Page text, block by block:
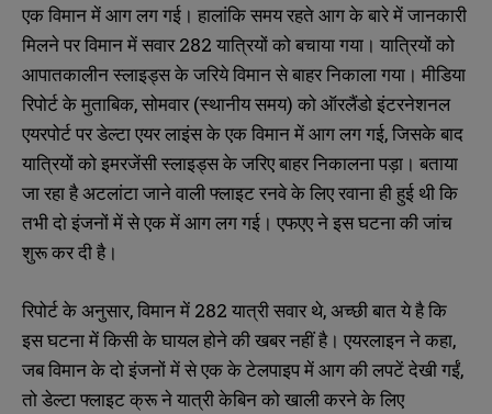
एक विमान में आग लग गई। हालांकि समय रहते आग के बारे में जानकारी
मिलने पर विमान में सवार 282 यात्रियों को बचाया गया। यात्रियों को
आपातकालीन स्लाइड्स के जरिये विमान से बाहर निकाला गया। मीडिया
रिपोर्ट के मुताबिक, सोमवार (स्थानीय समय) को ऑरलैंडो इंटरनेशनल
एयरपोर्ट पर डेल्टा एयर लाइंस के एक विमान में आग लग गई, जिसके बाद
यात्रियों को इमरजेंसी स्लाइड्स के जरिए बाहर निकालना पड़ा। बताया
जा रहा है अटलांटा जाने वाली फ्लाइट रनवे के लिए रवाना ही हुई थी कि
तभी दो इंजनों में से एक में आग लग गई। एफएए ने इस घटना की जांच
शुरू कर दी है।
रिपोर्ट के अनुसार, विमान में 282 यात्री सवार थे, अच्छी बात ये है कि
इस घटना में किसी के घायल होने की खबर नहीं है। एयरलाइन ने कहा,
जब विमान के दो इंजनों में से एक के टेलपाइप में आग की लपटें देखी गईं,
तो डेल्टा फ्लाइट क्रू ने यात्री केबिन को खाली करने के लिए